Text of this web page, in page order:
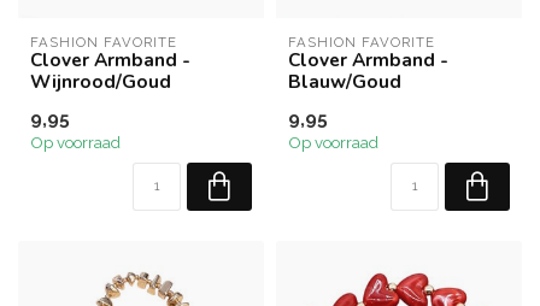
FASHION FAVORITE
Clover Armband -
Wijnrood/Goud
9,95
Op voorraad
FASHION FAVORITE
Clover Armband -
Blauw/Goud
9,95
Op voorraad